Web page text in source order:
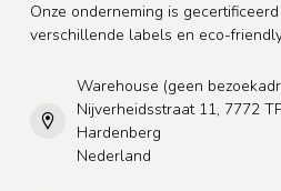
Onze onderneming is
verschillende labels en eco-
Warehouse (geen
Nijverheidsstraat 11, 7772
Hardenberg
Nederland